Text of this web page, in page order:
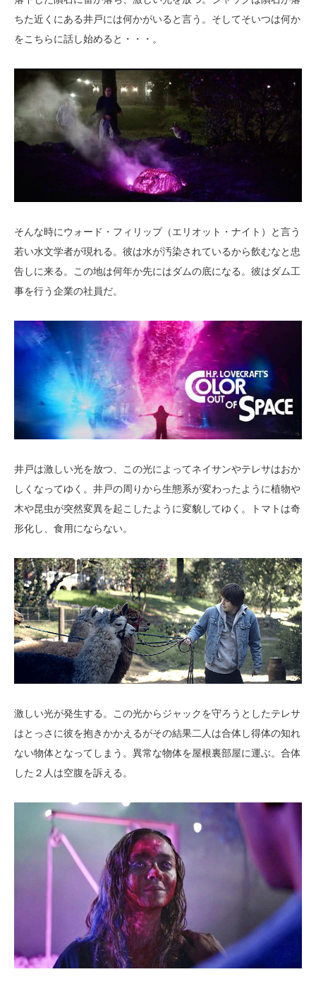
ちた近くにある井戸には何かがいると言う。そしてそいつは何か
をこちらに話し始めると・・・。
そんな時にウォード・フィリップ（エリオット・ナイト）と言う
若い水文学者が現れる。彼は水が汚染されているから飲むなと忠
告しに来る。この地は何年か先にはダムの底になる。彼はダム工
事を行う企業の社員だ。
井戸は激しい光を放つ、この光によってネイサンやテレサはおか
しくなってゆく。井戸の周りから生態系が変わったように植物や
木や昆虫が突然変異を起こしたように変貌してゆく。トマトは奇
形化し、食用にならない。
激しい光が発生する。この光からジャックを守ろうとしたテレサ
はとっさに彼を抱きかかえるがその結果二人は合体し得体の知れ
ない物体となってしまう。異常な物体を屋根裏部屋に運ぶ。合体
した２人は空腹を訴える。